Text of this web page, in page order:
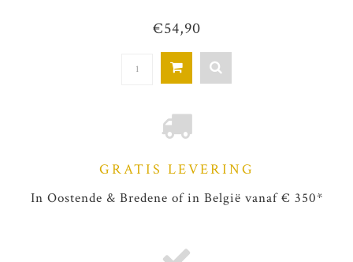
€54,90
GRATIS LEVERING
In Oostende & Bredene of in België vanaf € 350*